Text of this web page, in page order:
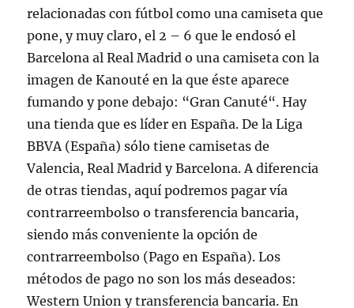
relacionadas con fútbol como una camiseta que
pone, y muy claro, el 2 – 6 que le endosó el
Barcelona al Real Madrid o una camiseta con la
imagen de Kanouté en la que éste aparece
fumando y pone debajo: “Gran Canuté“. Hay
una tienda que es líder en España. De la Liga
BBVA (España) sólo tiene camisetas de
Valencia, Real Madrid y Barcelona. A diferencia
de otras tiendas, aquí podremos pagar vía
contrarreembolso o transferencia bancaria,
siendo más conveniente la opción de
contrarreembolso (Pago en España). Los
métodos de pago no son los más deseados:
Western Union y transferencia bancaria. En